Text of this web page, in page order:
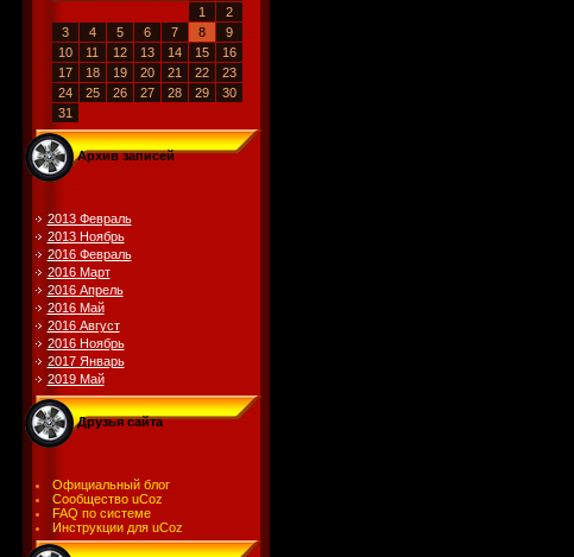
1
2
3
4 5 6 7 8
9
10
11 12 13 14 15
16
17
18 19 20 21 22
23
24
25 26 27 28 29
30
31
Архив записей
2013 Февраль
2013 Ноябрь
2016 Февраль
2016 Март
2016 Апрель
2016 Май
2016 Август
2016 Ноябрь
2017 Январь
2019 Май
Друзья сайта
Официальный блог
Сообщество uCoz
FAQ по системе
Инструкции для uCoz